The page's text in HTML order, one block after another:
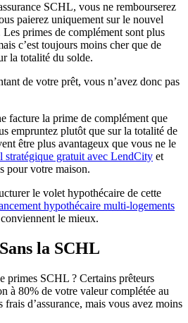
SCHL, vous ne rembourserez
paierez uniquement sur le nouvel
primes de complément sont plus
c’est toujours moins cher que de
la totalité du solde.
de votre prêt, vous n’avez donc pas
facture la prime de complément que
empruntez plutôt que sur la totalité de
être plus avantageux que vous ne le
stratégique gratuit avec LendCity et
pour votre maison.
le volet hypothécaire de cette
hypothécaire multi-logements
le mieux.
la SCHL
primes SCHL ? Certains prêteurs
à 80% de votre valeur complétée au
d’assurance, mais vous avez moins